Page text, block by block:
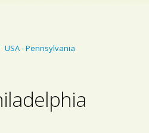
USA - Pennsylvania